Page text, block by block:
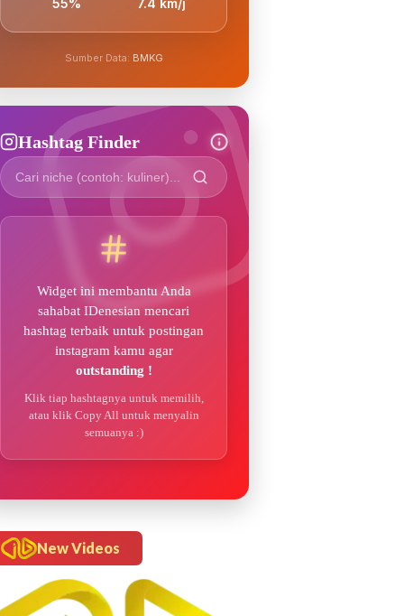
55% 7.4 km/j
Sumber Data: BMKG
Hashtag Finder
Widget ini membantu Anda
sahabat IDenesian mencari
hashtag terbaik untuk postingan
instagram kamu agar
outstanding !
Klik tiap hashtagnya untuk memilih,
atau klik Copy All untuk menyalin
semuanya :)
New Videos